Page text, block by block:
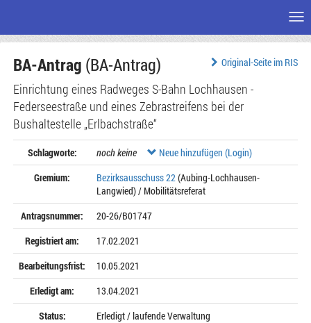
Seiteninhalt
Original-Seite im RIS
BA-Antrag (BA-Antrag)
Einrichtung eines Radweges S-Bahn Lochhausen -
Federseestraße und eines Zebrastreifens bei der
Bushaltestelle „Erlbachstraße“
Schlagworte: noch keine
Neue hinzufügen (Login)
Gremium:
Bezirksausschuss 22(Aubing-Lochhausen-
Langwied) / Mobilitätsreferat
Antragsnummer:
20-26/B01747
Registriert am:
17.02.2021
Bearbeitungsfrist:
10.05.2021
Erledigt am:
13.04.2021
Status:
Erledigt / laufende Verwaltung